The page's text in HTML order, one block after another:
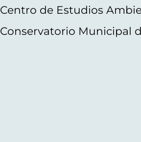
Centro de Estudios
Conservatorio Municipal